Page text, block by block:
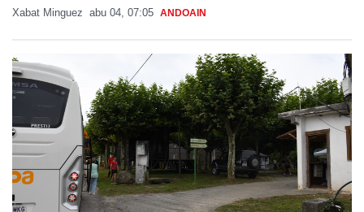
Xabat Minguez abu 04, 07:05 ANDOAIN